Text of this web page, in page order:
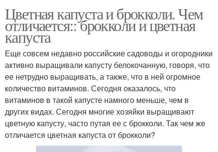
Цветная капуста и брокколи. Чем
отличается:: брокколи и цветная
капуста
Еще совсем недавно российские садоводы и огородники
активно выращивали капусту белокочанную, говоря, что
ее нетрудно выращивать, а также, что в ней огромное
количество витаминов. Сегодня оказалось, что
витаминов в такой капусте намного меньше, чем в
других видах. Сегодня многие хозяйки выращивают
цветную капусту, часто путая ее с брокколи. Так чем же
отличается цветная капуста от брокколи?